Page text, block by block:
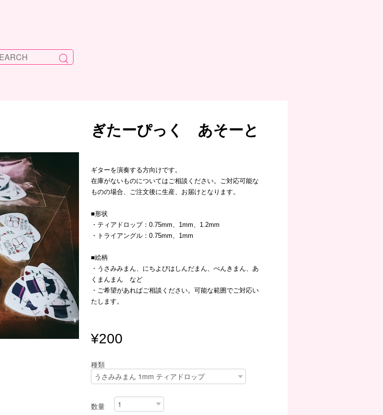
ぎたーぴっく あそーと
ギターを演奏する方向けです。
在庫がないものについてはご相談ください。ご対応可能な
ものの場合、ご注文後に生産、お届けとなります。
■形状
・ティアドロップ：0.75mm、1mm、1.2mm
・トライアングル：0.75mm、1mm
■絵柄
・うさみみまん、にちよびはしんだまん、ぺんきまん、あ
くまんまん など
・ご希望があればご相談ください。可能な範囲でご対応い
たします。
¥200
種類
数量